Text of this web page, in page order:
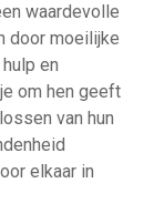
waardevolle
door moeilijke
en
om hen geeft
van hun
elkaar in